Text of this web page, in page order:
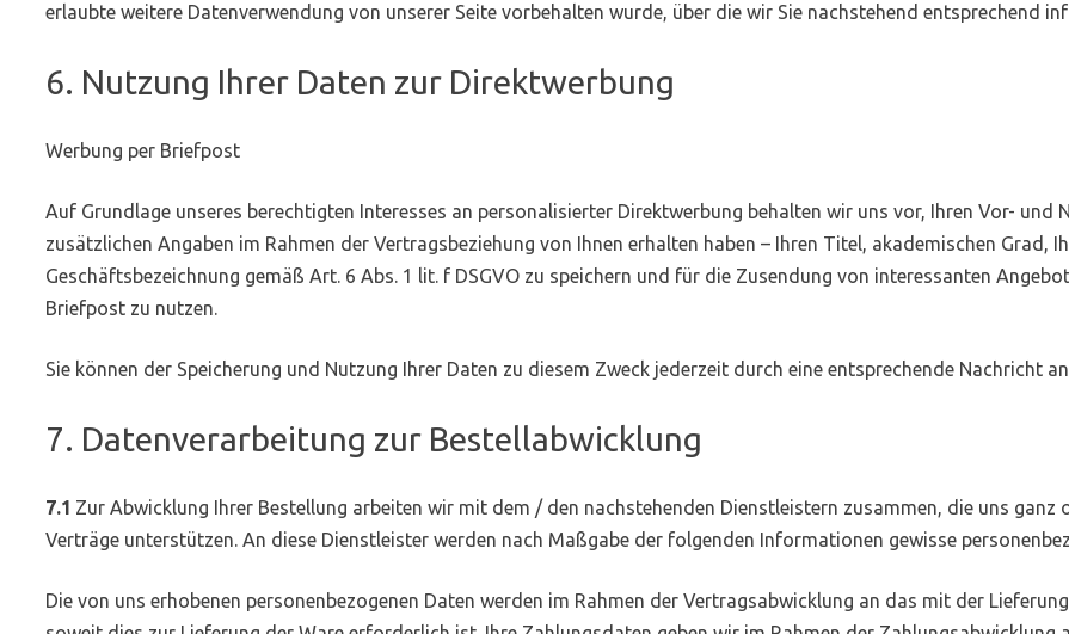
erlaubte weitere Datenverwendung von unserer Seite vorbehalten wurde, über die wir Sie nachstehend entsprechend
6. Nutzung Ihrer Daten zur Direktwerbung
Werbung per Briefpost
Auf Grundlage unseres berechtigten Interesses an personalisierter Direktwerbung behalten wir uns vor, Ihren Vor-
zusätzlichen Angaben im Rahmen der Vertragsbeziehung von Ihnen erhalten haben – Ihren Titel, akademischen Grad,
Geschäftsbezeichnung gemäß Art. 6 Abs. 1 lit. f DSGVO zu speichern und für die Zusendung von interessanten
Briefpost zu nutzen.
Sie können der Speicherung und Nutzung Ihrer Daten zu diesem Zweck jederzeit durch eine entsprechende Nachricht
7. Datenverarbeitung zur Bestellabwicklung
7.1 Zur Abwicklung Ihrer Bestellung arbeiten wir mit dem / den nachstehenden Dienstleistern zusammen, die uns
Verträge unterstützen. An diese Dienstleister werden nach Maßgabe der folgenden Informationen gewisse
Die von uns erhobenen personenbezogenen Daten werden im Rahmen der Vertragsabwicklung an das mit der